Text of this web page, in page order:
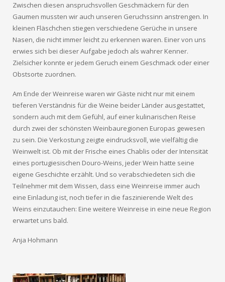
Zwischen diesen anspruchsvollen Geschmäckern für den
Gaumen mussten wir auch unseren Geruchssinn anstrengen. In
kleinen Fläschchen stiegen verschiedene Gerüche in unsere
Nasen, die nicht immer leicht zu erkennen waren. Einer von uns
erwies sich bei dieser Aufgabe jedoch als wahrer Kenner.
Zielsicher konnte er jedem Geruch einem Geschmack oder einer
Obstsorte zuordnen.
Am Ende der Weinreise waren wir Gäste nicht nur mit einem
tieferen Verständnis für die Weine beider Länder ausgestattet,
sondern auch mit dem Gefühl, auf einer kulinarischen Reise
durch zwei der schönsten Weinbauregionen Europas gewesen
zu sein. Die Verkostung zeigte eindrucksvoll, wie vielfältig die
Weinwelt ist. Ob mit der Frische eines Chablis oder der Intensität
eines portugiesischen Douro-Weins, jeder Wein hatte seine
eigene Geschichte erzählt. Und so verabschiedeten sich die
Teilnehmer mit dem Wissen, dass eine Weinreise immer auch
eine Einladung ist, noch tiefer in die faszinierende Welt des
Weins einzutauchen: Eine weitere Weinreise in eine neue Region
erwartet uns bald.
Anja Hohmann